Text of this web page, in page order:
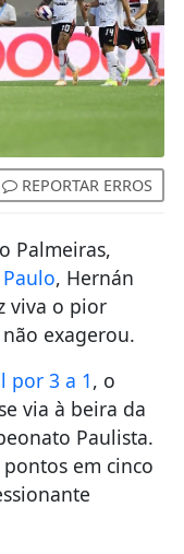
REPORTAR ERROS
Palmeiras,
, Hernán
viva o pior
exagerou.
por 3 a 1, o
via à beira da
Paulista.
em cinco